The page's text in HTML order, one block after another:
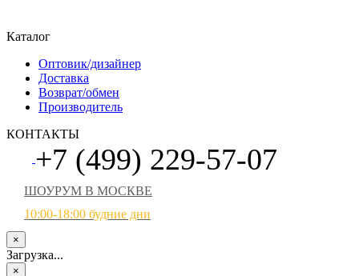
Каталог
Оптовик/дизайнер
Доставка
Возврат/обмен
Производитель
КОНТАКТЫ
+7 (499) 229-57-07
ШОУРУМ В МОСКВЕ
10:00-18:00 будние дни
×
Загрузка...
×